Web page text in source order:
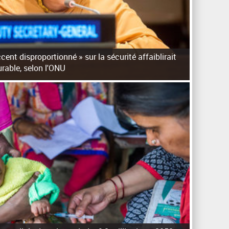
disproportionné » sur la sécurité affaiblirait
selon l'ONU